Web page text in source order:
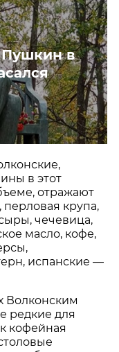
Пушкин в
в этот
отражают
перловая крупа,
чечевица,
масло, кофе,
испанские —
Волконским
редкие для
кофейная